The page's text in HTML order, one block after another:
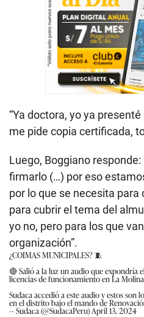
“Ya doctora, yo ya
me pide copia certificada,
Luego, Boggiano
firmarlo (…) por eso
por lo que se necesita
para cubrir el tema del
yo no, pero para los que
organización”.
¿COIMAS MUNICIPALES? 🧵
🔴 Salió a la luz un audio que expondría
licencias de funcionamiento en La
Sudaca accedió a este audio y estos son
en el distrito bajo el mando de
— Sudaca (@SudacaPeru)April 13, 2024